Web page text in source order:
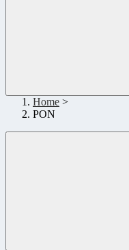
Home >
PON